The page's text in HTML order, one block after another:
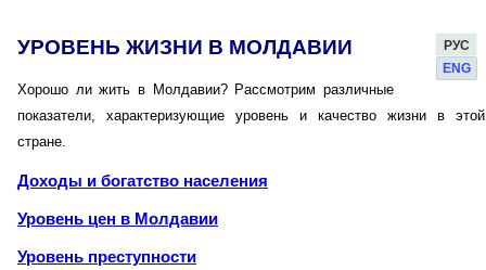
РУС
ENG
УРОВЕНЬ ЖИЗНИ В МОЛДАВИИ
Хорошо ли жить в Молдавии? Рассмотрим различные
показатели, характеризующие уровень и качество жизни в этой
стране.
Доходы и богатство населения
Уровень цен в Молдавии
Уровень преступности